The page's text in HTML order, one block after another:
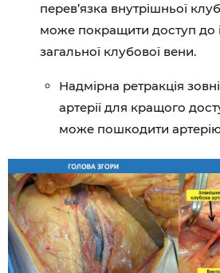
перев’язка внутрішньої
може покращити доступ до
загальної клубової вени.
Надмірна ретракція
артерії для кращого
може пошкодити